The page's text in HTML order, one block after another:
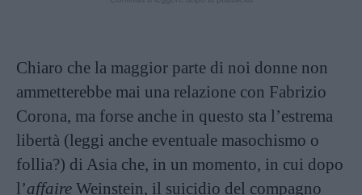
Chiaro che la maggior parte di noi donne non
ammetterebbe mai una relazione con Fabrizio
Corona, ma forse anche in questo sta l’estrema
libertà (leggi anche eventuale masochismo o
follia?) di Asia che, in un momento, in cui dopo
l’affaire Weinstein, il suicidio del compagno